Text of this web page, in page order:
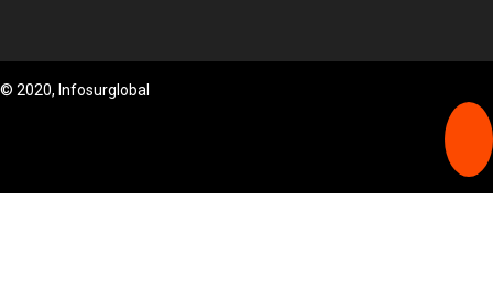
© 2020, Infosurglobal